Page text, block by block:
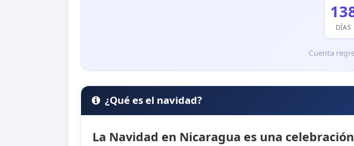
DÍAS
Cuenta
¿Qué es el navidad?
La Navidad en Nicaragua es una